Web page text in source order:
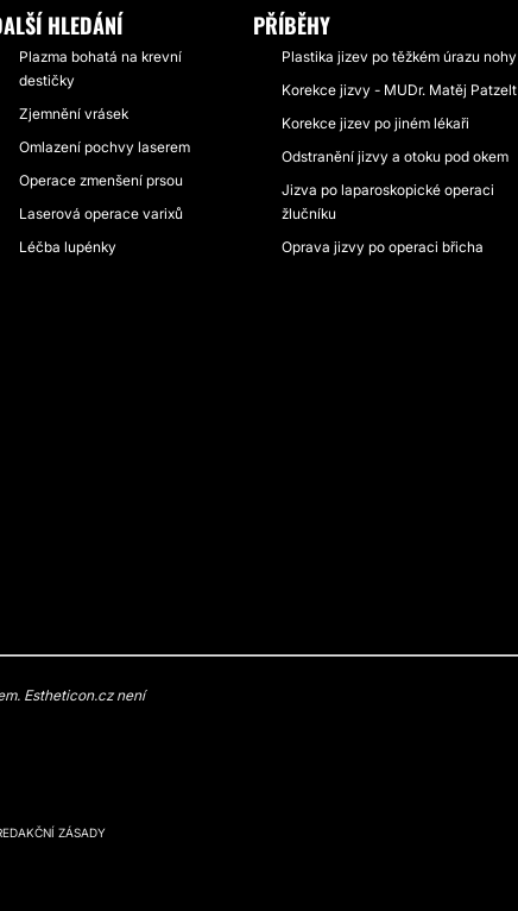
HLEDÁNÍ
Plazma bohatá na krevní
destičky
Zjemnění vrásek
Omlazení pochvy laserem
Operace zmenšení prsou
Laserová operace varixů
Léčba lupénky
PŘÍBĚHY
Plastika jizev po těžkém úrazu nohy
Korekce jizvy - MUDr. Matěj Patzelt
Korekce jizev po jiném lékaři
Odstranění jizvy a otoku pod okem
Jizva po laparoskopické operaci
žlučníku
Oprava jizvy po operaci břicha
Estheticon.cz není
ZÁSADY